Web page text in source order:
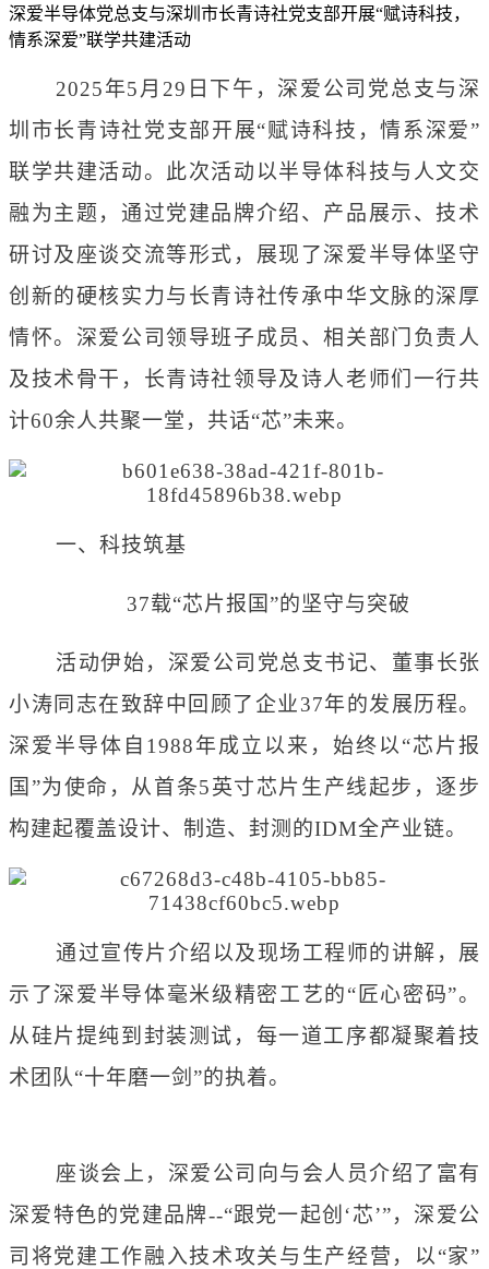
深爱半导体党总支与深圳市长青诗社党支部开展“赋诗科技，
情系深爱”联学共建活动
2025年5月29日下午，深爱公司党总支与深
圳市长青诗社党支部开展“赋诗科技，情系深爱”
联学共建活动。此次活动以半导体科技与人文交
融为主题，通过党建品牌介绍、产品展示、技术
研讨及座谈交流等形式，展现了深爱半导体坚守
创新的硬核实力与长青诗社传承中华文脉的深厚
情怀。深爱公司领导班子成员、相关部门负责人
及技术骨干，长青诗社领导及诗人老师们一行共
计60余人共聚一堂，共话“芯”未来。
一、科技筑基
37载“芯片报国”的坚守与突破
活动伊始，深爱公司党总支书记、董事长张
小涛同志在致辞中回顾了企业37年的发展历程。
深爱半导体自1988年成立以来，始终以“芯片报
国”为使命，从首条5英寸芯片生产线起步，逐步
构建起覆盖设计、制造、封测的IDM全产业链。
通过宣传片介绍以及现场工程师的讲解，展
示了深爱半导体毫米级精密工艺的“匠心密码”。
从硅片提纯到封装测试，每一道工序都凝聚着技
术团队“十年磨一剑”的执着。
座谈会上，深爱公司向与会人员介绍了富有
深爱特色的党建品牌--“跟党一起创‘芯’”，深爱公
司将党建工作融入技术攻关与生产经营，以“家”